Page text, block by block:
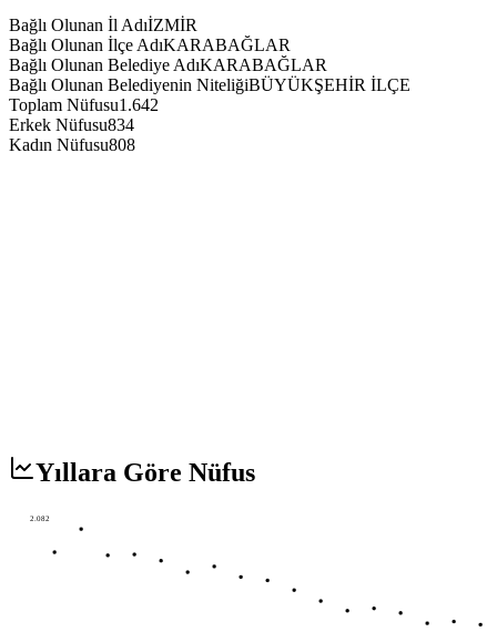
Bağlı Olunan İl AdıİZMİR
Bağlı Olunan İlçe AdıKARABAĞLAR
Bağlı Olunan Belediye AdıKARABAĞLAR
Bağlı Olunan Belediyenin NiteliğiBÜYÜKŞEHİR İLÇE
Toplam Nüfusu1.642
Erkek Nüfusu834
Kadın Nüfusu808
Yıllara Göre Nüfus
2.082